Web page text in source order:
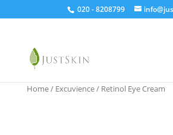
020 - 8208799
Home/ Excuvience/ Retinol Eye Cream